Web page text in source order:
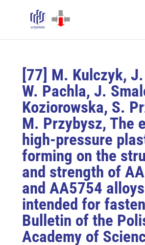
[77] M. Kulczyk,
W. Pachla, J.
Koziorowska, S.
M. Przybysz, The
high-pressure
forming on the
and strength of
and AA5754 alloys
intended for
Bulletin of the
Academy of